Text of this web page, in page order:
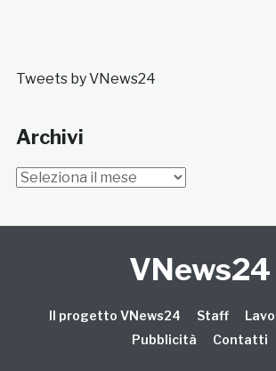
Tweets by VNews24
Archivi
Archivi
VNews24
Il progetto VNews24 Staff
Pubblicità
Contatti